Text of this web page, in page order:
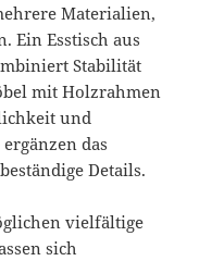
Materialien,
Ein Esstisch aus
Stabilität
mit Holzrahmen
und
das
Details.
vielfältige
sich